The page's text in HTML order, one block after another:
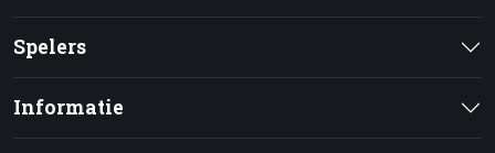
Spelers
Informatie